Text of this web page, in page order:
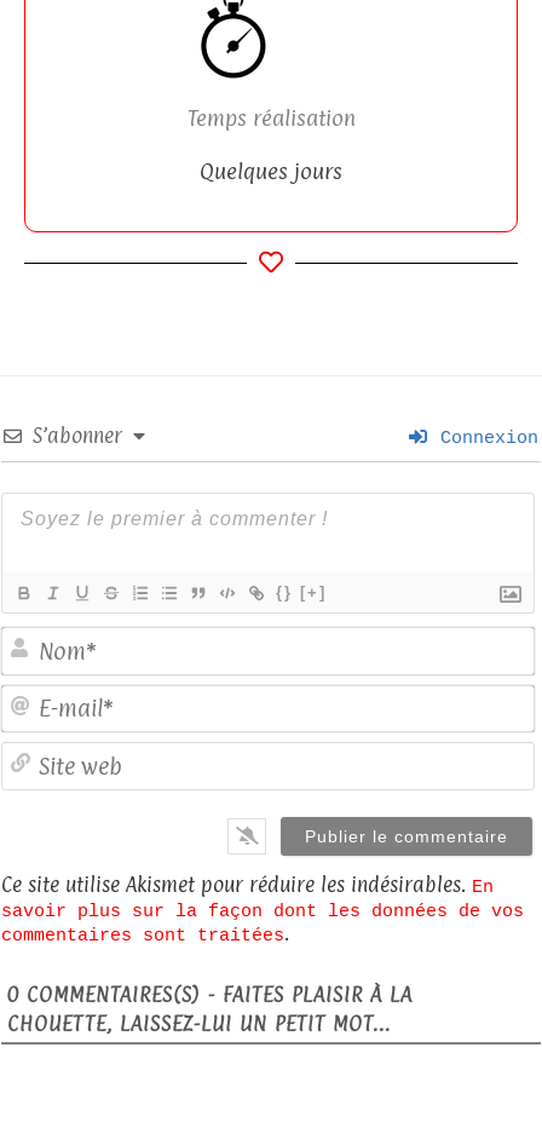
Temps réalisation
Quelques jours
S’abonner Connexion
{} [+]
Ce site utilise Akismet pour réduire les indésirables. En
savoir plus sur la façon dont les données de vos
commentaires sont traitées.
0 COMMENTAIRES(S) - FAITES PLAISIR À LA
CHOUETTE, LAISSEZ-LUI UN PETIT MOT...